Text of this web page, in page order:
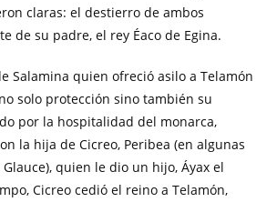
claras: el destierro de ambos
de su padre, el rey Éaco de Egina.
Salamina quien ofreció asilo a Telamón
solo protección sino también su
por la hospitalidad del monarca,
la hija de Cicreo, Peribea (en algunas
quien le dio un hijo, Áyax el
Cicreo cedió el reino a Telamón,